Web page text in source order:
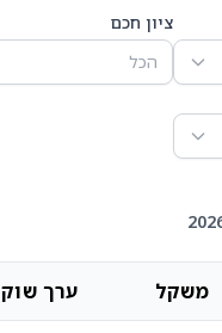
ציון חכם
הכל
משקל ערך שוק